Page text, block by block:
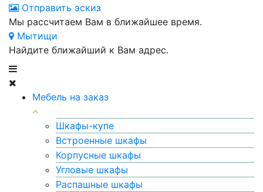
Отправить эскиз
Мы рассчитаем Вам в ближайшее время.
Мытищи
Найдите ближайший к Вам адрес.
Мебель на заказ
Шкафы-купе
Встроенные шкафы
Корпусные шкафы
Угловые шкафы
Распашные шкафы